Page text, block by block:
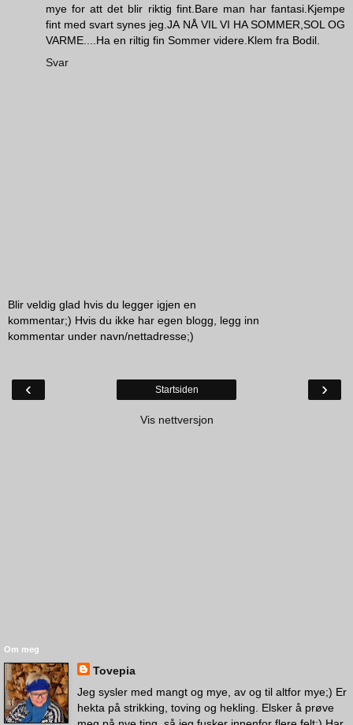
mye for att det blir riktig fint.Bare man har fantasi.Kjempe
fint med svart synes jeg.JA NÅ VIL VI HA SOMMER,SOL OG
VARME....Ha en riltig fin Sommer videre.Klem fra Bodil.
Svar
Blir veldig glad hvis du legger igjen en
kommentar;) Hvis du ikke har egen blogg, legg inn
kommentar under navn/nettadresse;)
‹ ›
Startsiden
Vis nettversjon
Om meg
Tovepia
Jeg sysler med mangt og mye, av og til altfor mye;) Er
hekta på strikking, toving og hekling. Elsker å prøve